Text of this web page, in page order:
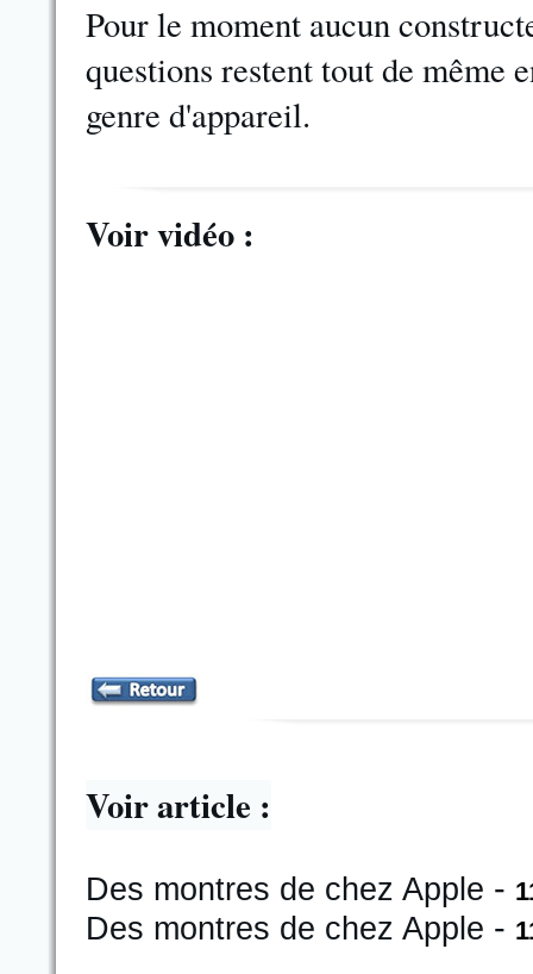
Pour le moment aucun
questions restent tout de même
genre d'appareil.
Voir vidéo :
Voir article :
Des montres de chez Apple -
Des montres de chez Apple -